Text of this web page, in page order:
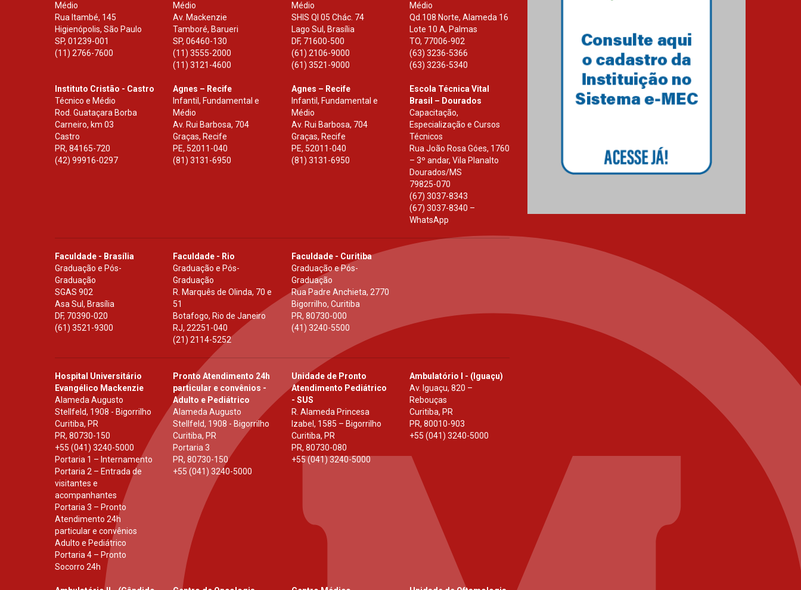
docentes para debater
inovação e desafios da
educação superior
04.08.2026
Médio
Rua Itambé, 145
Higienópolis, São Paulo
SP, 01239-001
(11) 2766-7600
Médio
Av. Mackenzie
Tamboré, Barueri
SP,06460-130
(11) 3555-2000
(11) 3121-4600
Médio
SHIS Ql 05 Chác. 74
Lago Sul, Brasília
DF, 71600-500
(61) 2106-9000
(61) 3521-9000
Médio
Qd.108 Norte, Alameda 16
Lote 10 A, Palmas
TO, 77006-902
(63) 3236-5366
(63) 3236-5340
Instituto Cristão - Castro
Técnico e Médio
Rod. Guataçara Borba
Carneiro, km 03
Castro
PR, 84165-720
(42) 99916-0297
Agnes – Recife
Infantil, Fundamental e
Médio
Av. Rui Barbosa, 704
Graças, Recife
PE, 52011-040
(81) 3131-6950
Agnes – Recife
Infantil, Fundamental e
Médio
Av. Rui Barbosa, 704
Graças, Recife
PE, 52011-040
(81) 3131-6950
Escola Técnica Vital
Brasil – Dourados
Capacitação,
Especialização e Cursos
Técnicos
Rua João Rosa Góes, 1760
– 3º andar, Vila Planalto
Dourados/MS
79825-070
(67) 3037-8343
(67) 3037-8340 –
WhatsApp
Faculdade - Brasília
Graduação e Pós-
Graduação
SGAS 902
Asa Sul, Brasília
DF, 70390-020
(61) 3521-9300
Faculdade - Rio
Graduação e Pós-
Graduação
R. Marquês de Olinda, 70 e
51
Botafogo, Rio de Janeiro
RJ,22251-040
(21) 2114-5252
Faculdade - Curitiba
Graduação e Pós-
Graduação
Rua Padre Anchieta, 2770
Bigorrilho, Curitiba
PR, 80730-000
(41) 3240-5500
Hospital Universitário
Evangélico Mackenzie
Alameda Augusto
Stellfeld, 1908 - Bigorrilho
Curitiba, PR
PR, 80730-150
+55 (041) 3240-5000
Portaria 1 – Internamento
Portaria 2 – Entrada de
visitantes e
acompanhantes
Portaria 3 – Pronto
Atendimento 24h
particular e convênios
Adulto e Pediátrico
Portaria 4 – Pronto
Socorro 24h
Pronto Atendimento 24h
particular e convênios -
Adulto e Pediátrico
Alameda Augusto
Stellfeld, 1908 - Bigorrilho
Curitiba, PR
Portaria 3
PR,80730-150
+55 (041) 3240-5000
Unidade de Pronto
Atendimento Pediátrico
- SUS
R. Alameda Princesa
Izabel, 1585 – Bigorrilho
Curitiba, PR
PR, 80730-080
+55 (041) 3240-5000
Ambulatório I - (Iguaçu)
Av. Iguaçu, 820 –
Rebouças
Curitiba, PR
PR, 80010-903
+55 (041) 3240-5000